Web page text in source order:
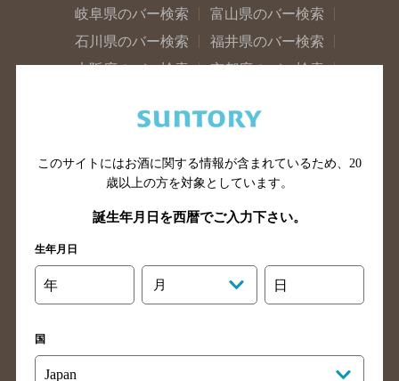
岐阜県のバー検索
富山県のバー検索
石川県のバー検索
福井県のバー検索
大阪府のバー検索
京都府のバー検索
滋賀県のバー検索
和歌山県のバー検索
山口県のバー検索
鳥取県のバー検索
島根県のバー検索
徳島県のバー検索
高知県のバー検索
福岡県のバー検索
長崎県のバー検索
佐賀県のバー検索
このサイトにはお酒に関する情報が含まれているため、 20
歳以上の方を対象としています。
誕生年月日を西暦でご入力下さい。
生年月日
年 月 日
国